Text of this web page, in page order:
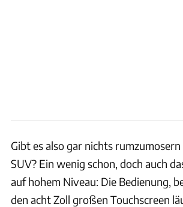
Gibt es also gar nichts
SUV? Ein wenig schon, doch auch
auf hohem Niveau: Die Bedienung,
den acht Zoll großen Touchscreen